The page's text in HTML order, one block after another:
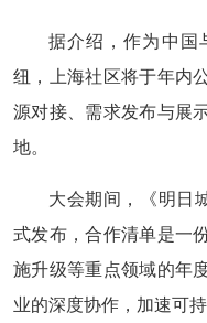
据介绍，作为中国
纽，上海社区将于年内
源对接、需求发布与展
地。
大会期间，《明日
式发布，合作清单是一
施升级等重点领域的年
业的深度协作，加速可